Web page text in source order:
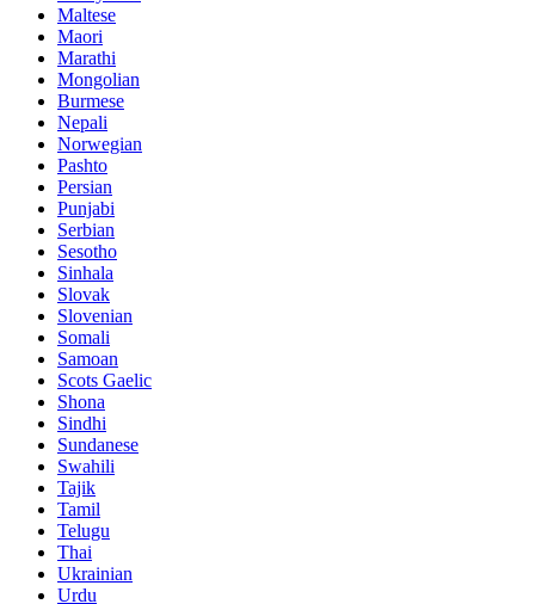
Maltese
Maori
Marathi
Mongolian
Burmese
Nepali
Norwegian
Pashto
Persian
Punjabi
Serbian
Sesotho
Sinhala
Slovak
Slovenian
Somali
Samoan
Scots Gaelic
Shona
Sindhi
Sundanese
Swahili
Tajik
Tamil
Telugu
Thai
Ukrainian
Urdu